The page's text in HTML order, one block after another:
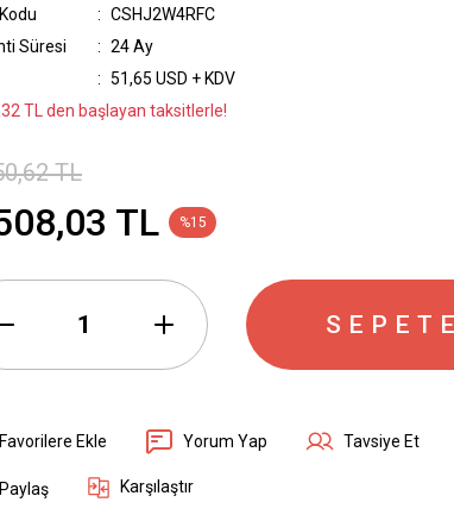
CSHJ2W4RFC
Süresi
24 Ay
51,65 USD + KDV
TL den başlayan taksitlerle!
TL
TL %15
Yorum Yap Tavsiye Et
Paylaş Karşılaştır